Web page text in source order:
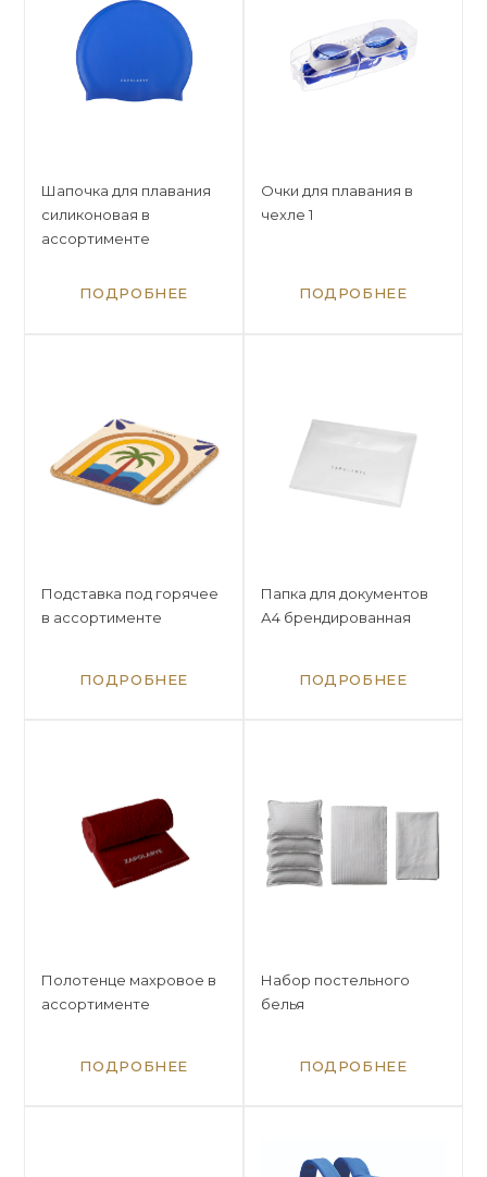
Шапочка для плавания
силиконовая в
ассортименте
ПОДРОБНЕЕ
Очки для плавания в
чехле 1
ПОДРОБНЕЕ
Подставка под горячее
в ассортименте
ПОДРОБНЕЕ
Папка для документов
А4 брендированная
ПОДРОБНЕЕ
Полотенце махровое в
ассортименте
ПОДРОБНЕЕ
Набор постельного
белья
ПОДРОБНЕЕ